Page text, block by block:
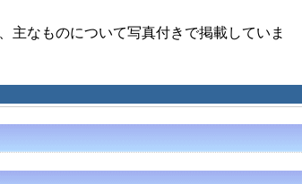
なものについて写真付きで掲載していま